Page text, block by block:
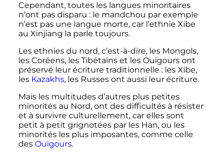
Cependant, toutes les langues minoritaires
n’ont pas disparu : le mandchou par exemple
n’est pas une langue morte, car l’ethnie Xibe
au Xinjiang la parle toujours.
Les ethnies du nord, c’est-à-dire, les Mongols,
les Coréens, les Tibétains et les Ouigours ont
préservé leur écriture traditionnelle : les Xibe,
les Kazakhs, les Russes ont aussi leur écriture.
Mais les multitudes d’autres plus petites
minorités au Nord, ont des difficultés à résister
et à survivre culturellement, car elles sont
petit à petit grignotées par les Han, ou les
minorités les plus imposantes, comme celle
des Ouïgours.